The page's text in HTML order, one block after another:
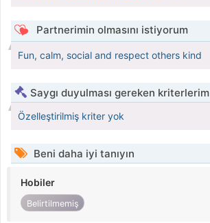
Partnerimin olmasını istiyorum
Fun, calm, social and respect others kind
Saygı duyulması gereken kriterlerim
Özelleştirilmiş kriter yok
Beni daha iyi tanıyın
Hobiler
Belirtilmemiş